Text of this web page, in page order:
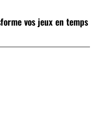
vos jeux en temps